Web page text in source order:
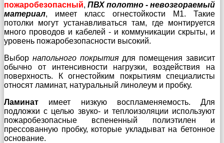
пожаробезопасный, ПВХ полотно - невозгораемый
материал, имеет класс огнестойкости M1. Такие
потолки могут устанавливаться там, где монтируется
много проводов и кабелей - и коммуникации скрыты, и
уровень пожаробезопасности высокий.
Выбор напольного покрытиядля помещения зависит
обычно от интенсивности нагрузки, воздействия на
поверхность. К огнестойким покрытиям специалисты
относят ламинат, натуральный линолеум и пробку.
Ламинат имеет низкую воспламеняемость. Для
подложки с целью звуко- и теплоизоляции используют
пожаробезопасные вспененный полиэтилен и
прессованную пробку, которые укладыват на бетонное
основание.